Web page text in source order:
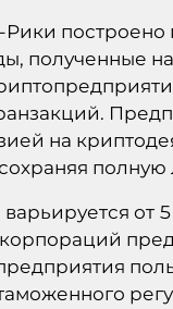
Рики
полученные
на
полную
от